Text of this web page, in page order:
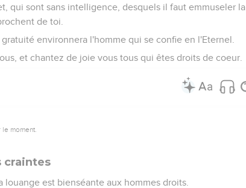
qui sont sans intelligence, desquels il faut emmuseler la
de toi.
environnera l'homme qui se confie en l'Eternel.
et chantez de joie vous tous qui êtes droits de coeur.
moment.
craintes
est bienséante aux hommes droits.